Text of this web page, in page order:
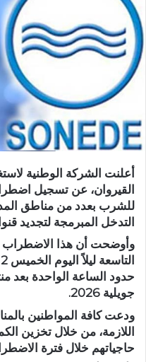
أعلنت الشركة الوطنية
القيروان، عن تسجيل
للشرب بعدد من مناطق
التدخل المبرمجة لتجديد
وأوضحت أن هذا الاضطراب
جويلية 2026.
ودعت كافة المواطنين
اللازمة، من خلال تخزين
حاجياتهم خلال فترة